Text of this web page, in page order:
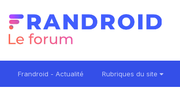
Frandroid - Actualité Rubriques du site